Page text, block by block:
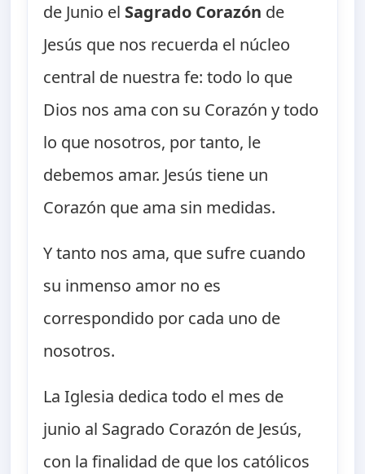
de Junio el Sagrado Corazón de
Jesús que nos recuerda el núcleo
central de nuestra fe: todo lo que
Dios nos ama con su Corazón y todo
lo que nosotros, por tanto, le
debemos amar. Jesús tiene un
Corazón que ama sin medidas.
Y tanto nos ama, que sufre cuando
su inmenso amor no es
correspondido por cada uno de
nosotros.
La Iglesia dedica todo el mes de
junio al Sagrado Corazón de Jesús,
con la finalidad de que los católicos